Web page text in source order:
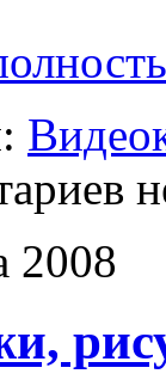
2008